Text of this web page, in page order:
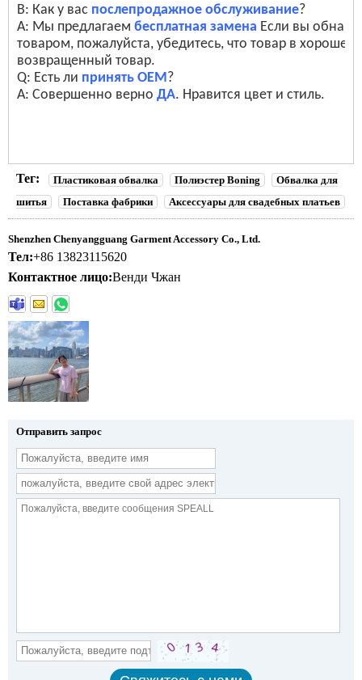
В: Как у вас послепродажное обслуживание?
A: Мы предлагаем бесплатная замена Если вы
товаром, пожалуйста, убедитесь, что товар в
возвращенный товар.
Q: Есть ли принять OEM?
A: Совершенно верно ДА. Нравится цвет и стиль.
Тег: Пластиковая обвалка Полиэстер Boning
Обвалка для
шитья
Поставка фабрики Аксессуары для свадебных платьев
Shenzhen Chenyangguang Garment Accessory Co., Ltd.
Тел:+86 13823115620
Контактное лицо:Венди Чжан
Отправить запрос